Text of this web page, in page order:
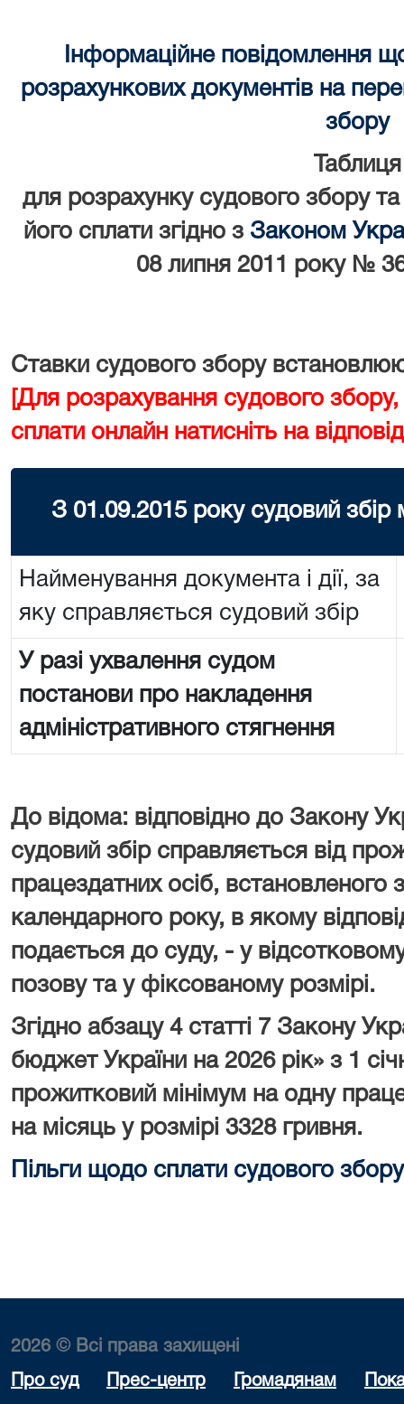
Інформаційне повідомлення
розрахункових документів на
збору
Таблиця
для розрахунку судового збору
його сплати згідно з Законом
08 липня 2011 року №
Ставки судового збору
[Для розрахування судового
сплати онлайн натисніть на
З 01.09.2015 року судовий
Найменування документа і дії, за
яку справляється судовий збір
У разі ухвалення судом
постанови про накладення
адміністративного стягнення
До відома: відповідно до Закону
судовий збір справляється від
працездатних осіб, встановленого
календарного року, в якому
подається до суду, - у
позову та у фіксованому розмірі.
Згідно абзацу 4 статті 7 Закону
бюджет України на 2026 рік» з 1
прожитковий мінімум на одну
на місяць у розмірі 3328 гривня.
Пільги щодо сплати судового збору
2026 © Всі права захищені
Про суд Прес-центр Громадянам